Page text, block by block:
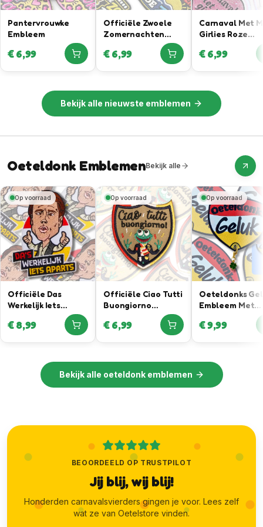
Pantervrouwke
Embleem
€6,99
Officiële Zwoele
Zomernachten
Samenwerking Met
€6,99
Carnaval Met
Girlies Roze
€6,99
Bekijk alle nieuwste emblemen
Oeteldonk EmblemenBekijk alle
Op voorraad
Officiële Das
Werkelijk Iets
Aparts Oeteldonk
Embleem in
samenwerking met
Automotive
€8,99
Op voorraad
Officiële Ciao Tutti
Buongiorno
samenwerking met
€6,99
Op voorraad
Oeteldonks
Embleem Met
Hanger
€9,99
Bekijk alle oeteldonk emblemen
BEOORDEELD OP TRUSTPILOT
Jij blij, wij blij!
Honderden carnavalsvierders gingen je voor. Lees zelf
wat ze van Oetelstore vinden.